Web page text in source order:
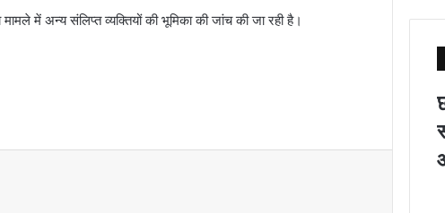
मामले में अन्य संलिप्त व्यक्तियों की भूमिका की जांच की जा रही है।
छात्राओं का तिलक लगाकर विद्यार्थियों से किये